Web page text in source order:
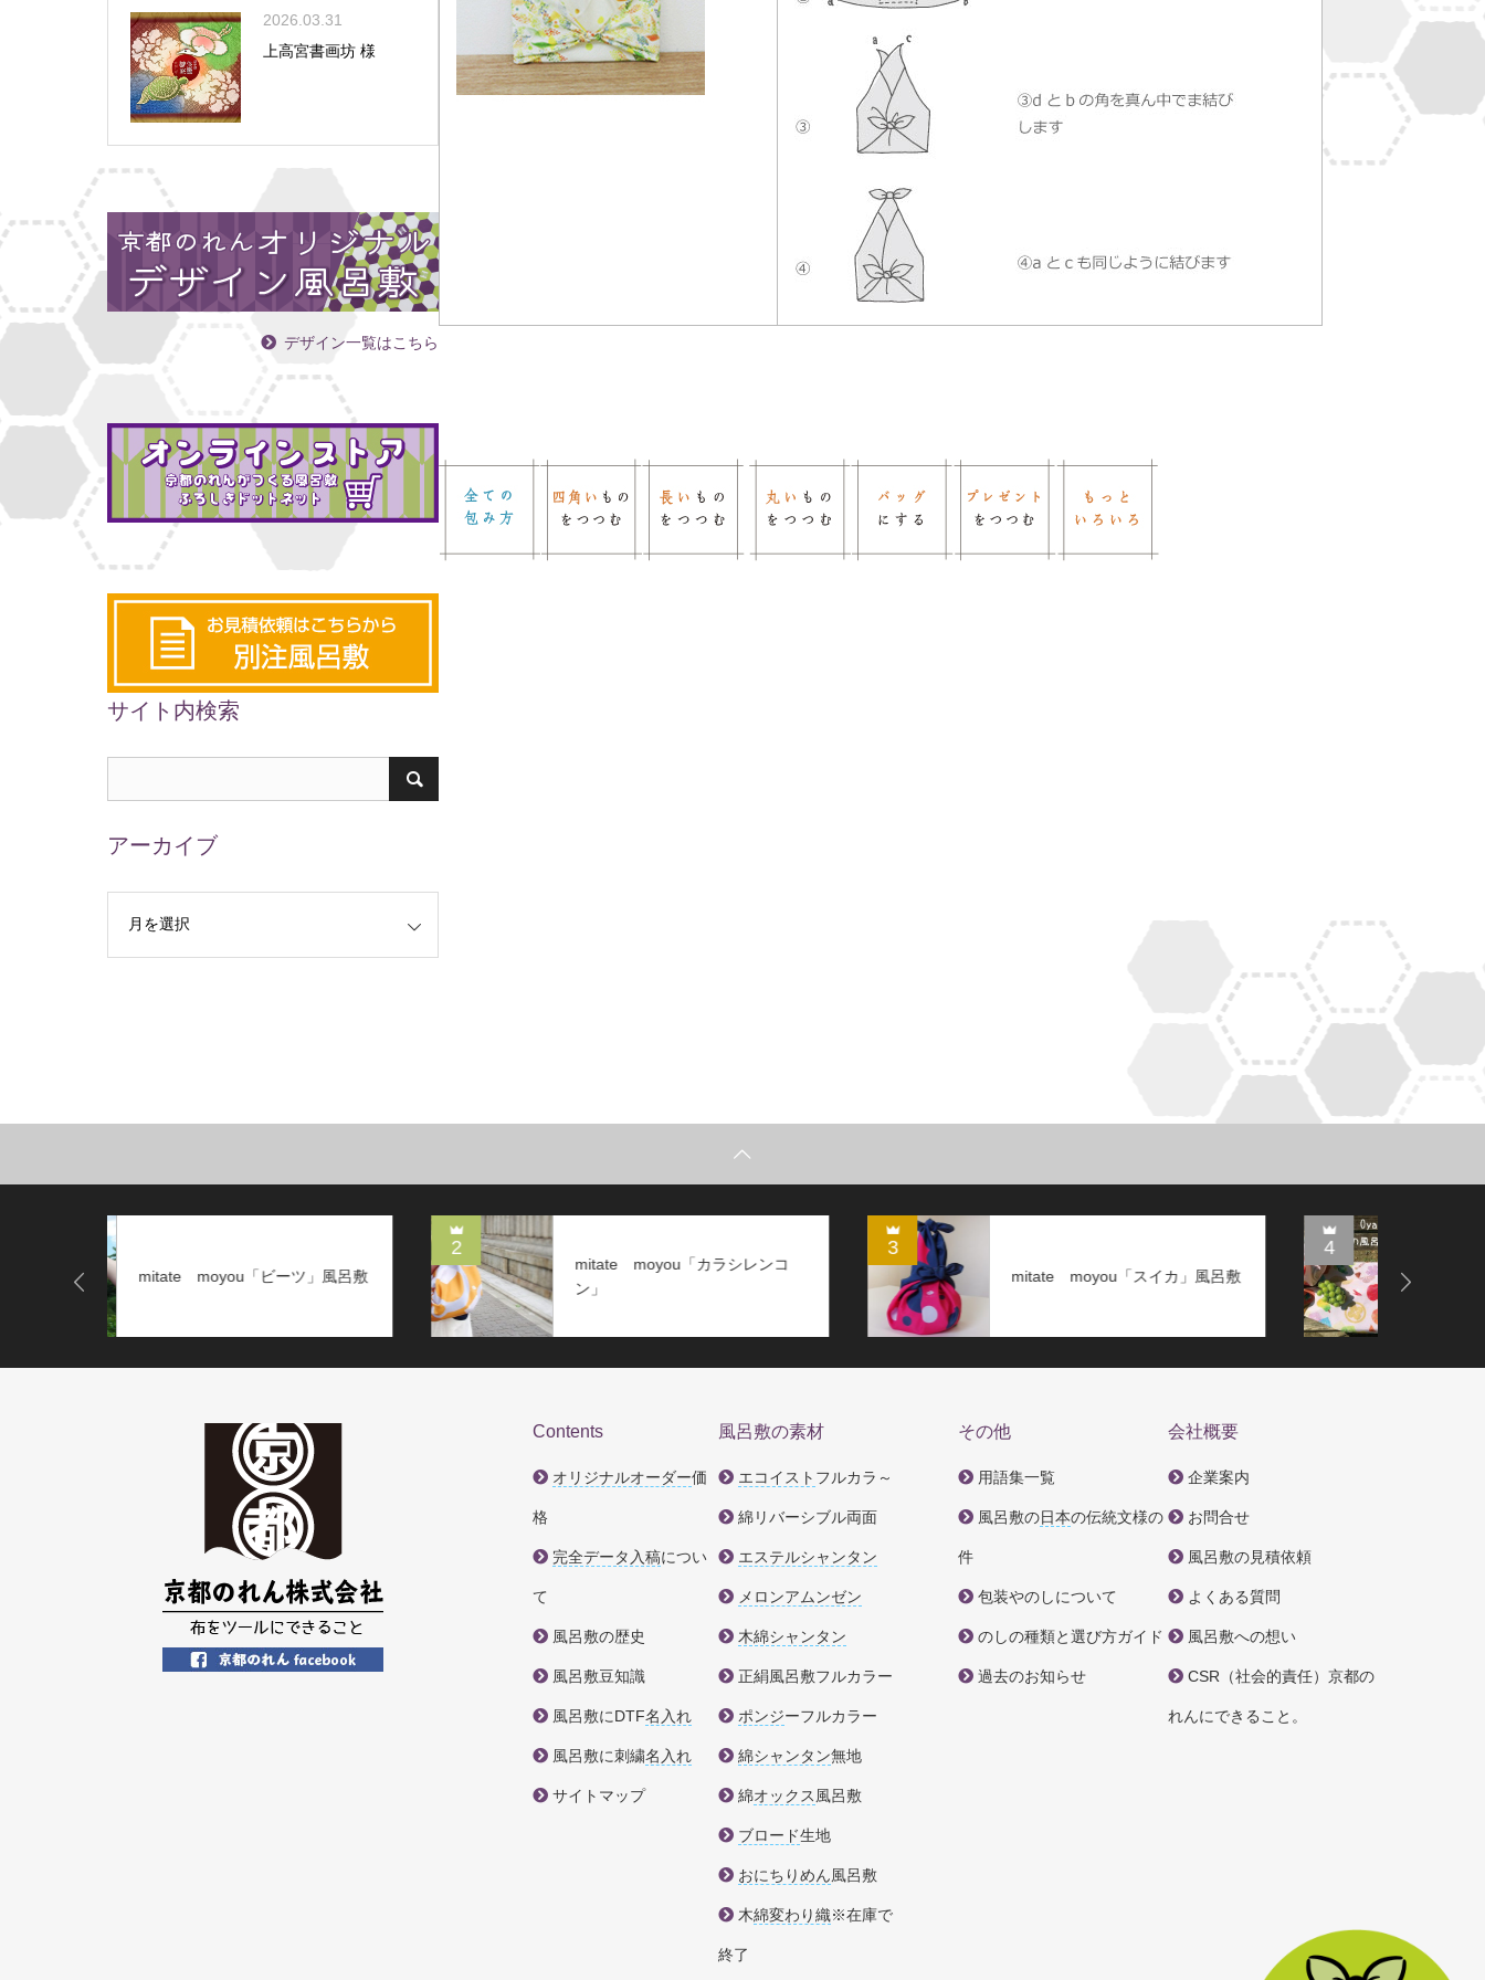
2026.03.31
上高宮書画坊 様
デザイン一覧はこちら
サイト内検索
アーカイブ
mitate moyou「カラシレンコ
ン」
mitate moyou「スイカ」風呂敷
Oyatsu Doki「果紋＊実りいろ」
風呂敷
Next
Contents
オリジナルオーダー価
格
完全データ入稿につい
て
風呂敷の歴史
風呂敷豆知識
風呂敷にDTF名入れ
風呂敷に刺繍名入れ
サイトマップ
風呂敷の素材
エコイスト フルカラ～
綿リバーシブル両面
エステルシャンタン
メロンアムンゼン
木綿シャンタン
正絹風呂敷フルカラー
ポンジーフルカラー
綿シャンタン無地
綿オックス 風呂敷
ブロード生地
おにちりめん 風呂敷
木綿変わり織※在庫で
終了
その他
用語集一覧
風呂敷の日本の伝統文様の
件
包装やのしについて
のしの種類と選び方ガイド
過去のお知らせ
会社概要
企業案内
お問合せ
風呂敷の見積依頼
よくある質問
風呂敷への想い
CSR（社会的責任）京都の
れんにできること。